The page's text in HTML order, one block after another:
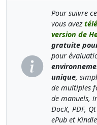
Pour suivre
vous avez
version de
gratuite
pour
unique,
de multiples
de manuels,
DocX, PDF,
ePub et